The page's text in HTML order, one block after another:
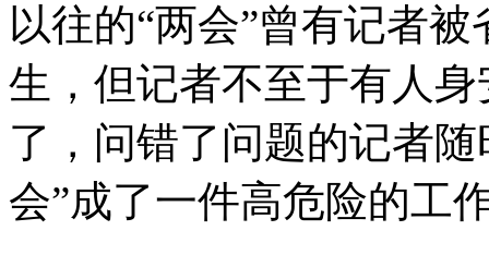
以往的“两会”曾有记者
生，但记者不至于有人
了，问错了问题的记者
会”成了一件高危险的工